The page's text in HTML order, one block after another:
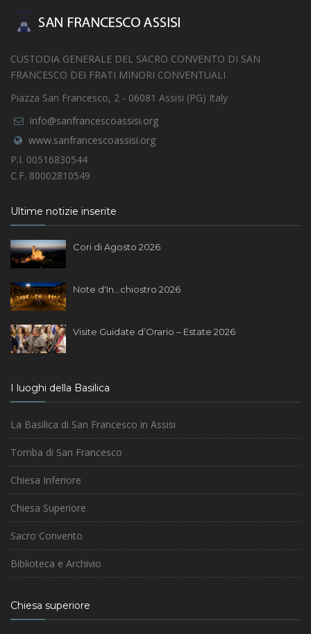
CUSTODIA GENERALE DEL SACRO CONVENTO DI SAN
FRANCESCO DEI FRATI MINORI CONVENTUALI
Piazza San Francesco, 2 - 06081 Assisi (PG) Italy
info@sanfrancescoassisi.org
www.sanfrancescoassisi.org
P.I. 00516830544
C.F. 80002810549
Ultime notizie inserite
Cori di Agosto 2026
Note d'In...chiostro 2026
Visite Guidate d’Orario – Estate 2026
I luoghi della Basilica
La Basilica di San Francesco in Assisi
Tomba di San Francesco
Chiesa Inferiore
Chiesa Superiore
Sacro Convento
Biblioteca e Archivio
Chiesa superiore